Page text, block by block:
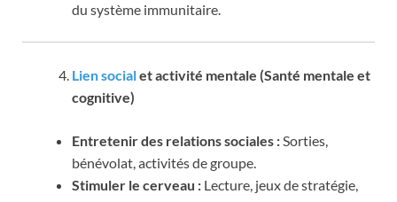
du système immunitaire.
Lien socialet activité mentale (Santé mentale et
cognitive)
Entretenir des relations sociales :Sorties,
bénévolat, activités de groupe.
Stimuler le cerveau : Lecture, jeux de stratégie,